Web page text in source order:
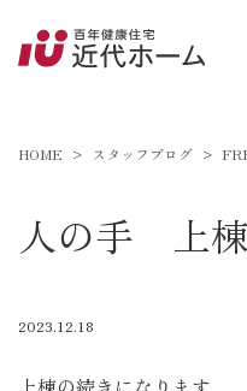
HOME スタッフブログ
人の手 上
2023.12.18